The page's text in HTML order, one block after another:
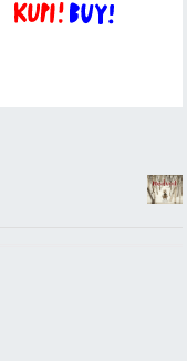
Dodaj v košarico